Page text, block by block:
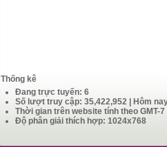
Thống kê
Đang trực tuyến: 6
Số lượt truy cập: 35,422,952 | Hôm
Thời gian trên website tính theo GMT-7
Độ phân giải thích hợp: 1024x768